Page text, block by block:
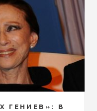
ГЕНИЕВ»: В